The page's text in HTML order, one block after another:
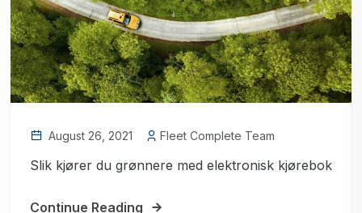
August 26, 2021 Fleet Complete Team
Slik kjører du grønnere med elektronisk kjørebok
Continue Reading